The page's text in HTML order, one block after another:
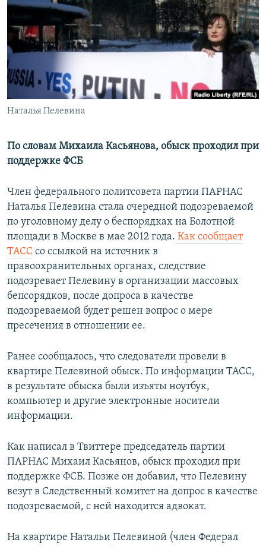
РАСПИСАНИЕ ВЕЩАНИЯ
ПОДПИШИТЕСЬ НА РАССЫЛКУ
Все сайты РСЕ/РС
Наталья Пелевина
По словам Михаила Касьянова, обыск проходил при
поддержке ФСБ
Член федерального политсовета партии ПАРНАС
Наталья Пелевина стала очередной подозреваемой
по уголовному делу о беспорядках на Болотной
площади в Москве в мае 2012 года. Как сообщает
ТАСС со ссылкой на источник в
правоохранительных органах, следствие
подозревает Пелевину в организации массовых
бепсорядков, после допроса в качестве
подозреваемой будет решен вопрос о мере
пресечения в отношении ее.
Ранее сообщалось, что следователи провели в
квартире Пелевиной обыск. По информации ТАСС,
в результате обыска были изъяты ноутбук,
компьютер и другие электронные носители
информации.
Как написал в Твиттере председатель партии
ПАРНАС Михаил Касьянов, обыск проходил при
поддержке ФСБ. Позже он добавил, что Пелевину
везут в Следственный комитет на допрос в качестве
подозреваемой, с ней находится адвокат.
На квартире Натальи Пелевиной (член Федерал